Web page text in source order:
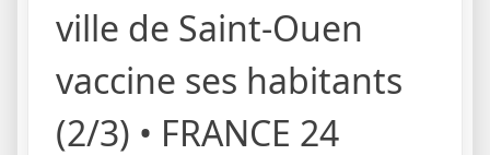
ville de Saint-Ouen
vaccine ses habitants
(2/3) • FRANCE 24